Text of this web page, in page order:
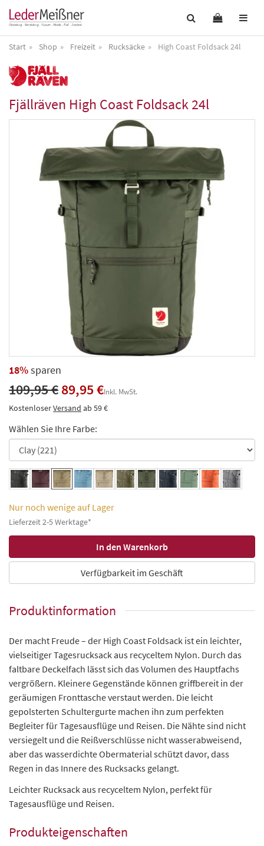
Start Shop Freizeit Rucksäcke High Coast Foldsack 24l
Fjällräven High Coast Foldsack 24l
18%sparen
109,95 €89,95 €Inkl. MwSt.
KostenloserVersand ab 59 €
Wählen Sie Ihre Farbe:
Nur noch wenige auf Lager
Lieferzeit 2-5 Werktage*
Verfügbarkeit im Geschäft
Produktinformation
Der macht Freude – der High Coast Foldsack ist ein leichter,
vielseitiger Tagesrucksack aus recyceltem Nylon. Durch das
faltbare Deckelfach lässt sich das Volumen des Hauptfachs
vergrößern. Kleinere Gegenstände können griffbereit in der
geräumigen Fronttasche verstaut werden. Die leicht
gepolsterten Schultergurte machen ihn zum perfekten
Begleiter für Tagesausflüge und Reisen. Die Nähte sind nicht
versiegelt und die Reißverschlüsse nicht wasserabweisend,
aber das wasserdichte Obermaterial schützt davor, dass
Regen in das Innere des Rucksacks gelangt.
Leichter Rucksack aus recyceltem Nylon, perfekt für
Tagesausflüge und Reisen.
Produkteigenschaften